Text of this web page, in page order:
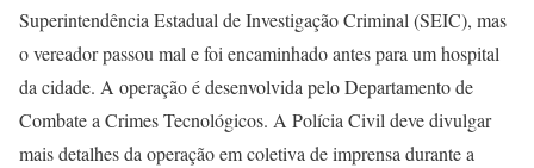
Superintendência Estadual de Investigação Criminal (SEIC), mas
o vereador passou mal e foi encaminhado antes para um hospital
da cidade. A operação é desenvolvida pelo Departamento de
Combate a Crimes Tecnológicos. A Polícia Civil deve divulgar
mais detalhes da operação em coletiva de imprensa durante a